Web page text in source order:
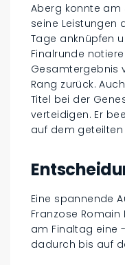
Aberg konnte
seine Leistungen
Tage anknüpfen
Finalrunde
Gesamtergebnis
Rang zurück.
Titel bei der
verteidigen. Er
auf dem geteilten
Eine spannende
Franzose
am Finaltag eine
dadurch bis auf